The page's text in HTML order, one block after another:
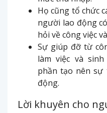
Họ cũng tổ chức
người lao động
hỏi về công việc
Sự giúp đỡ từ
làm việc và
phần tạo nên sự
động.
Lời khuyên cho